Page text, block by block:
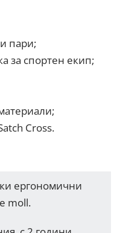
пари;
за спортен екип;
Cross.
ергономични
moll.